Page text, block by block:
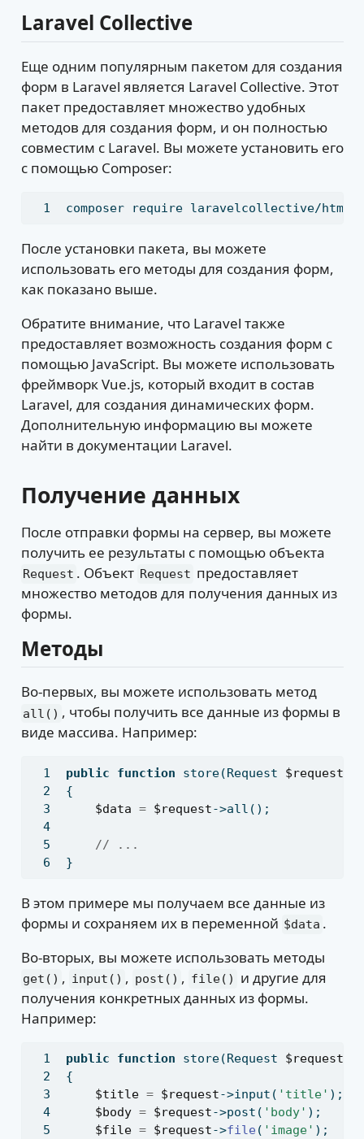
Laravel Collective
Еще одним популярным пакетом для создания
форм в Laravel является Laravel Collective. Этот
пакет предоставляет множество удобных
методов для создания форм, и он полностью
совместим с Laravel. Вы можете установить его
с помощью Composer:
composer require laravelcollective/html
После установки пакета, вы можете
использовать его методы для создания форм,
как показано выше.
Обратите внимание, что Laravel также
предоставляет возможность создания форм с
помощью JavaScript. Вы можете использовать
фреймворк Vue.js, который входит в состав
Laravel, для создания динамических форм.
Дополнительную информацию вы можете
найти в документации Laravel.
Получение данных
После отправки формы на сервер, вы можете
получить ее результаты с помощью объекта
Request . Объект Request предоставляет
множество методов для получения данных из
формы.
Методы
Во-первых, вы можете использовать метод
all() , чтобы получить все данные из формы в
виде массива. Например:
public function store(Request $request
{
$data = $request->all() ;
// ...
}
В этом примере мы получаем все данные из
формы и сохраняем их в переменной $data .
Во-вторых, вы можете использовать методы
get() , input() , post() , file()
и другие для
получения конкретных данных из формы.
Например:
public function store(Request $request
{
$title = $request->input( 'title' ) ;
$body = $request->post( 'body' ) ;
$file = $request->file ( 'image' ) ;